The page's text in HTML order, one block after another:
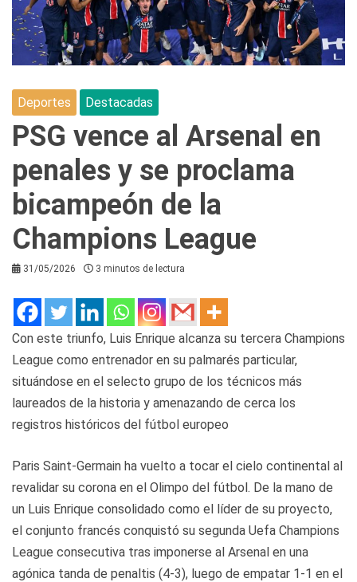
Deportes Destacadas
PSG vence al Arsenal en
penales y se proclama
bicampeón de la
Champions League
31/05/2026 3 minutos de lectura
Con este triunfo, Luis Enrique alcanza su tercera Champions
League como entrenador en su palmarés particular,
situándose en el selecto grupo de los técnicos más
laureados de la historia y amenazando de cerca los
registros históricos del fútbol europeo
Paris Saint-Germain ha vuelto a tocar el cielo continental al
revalidar su corona en el Olimpo del fútbol. De la mano de
un Luis Enrique consolidado como el líder de su proyecto,
el conjunto francés conquistó su segunda Uefa Champions
League consecutiva tras imponerse al Arsenal en una
agónica tanda de penaltis (4-3), luego de empatar 1-1 en el